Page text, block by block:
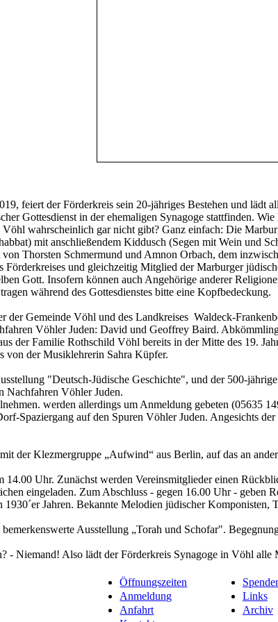
feiert der Förderkreis sein 20-jähriges Bestehen und
Gottesdienst in der ehemaligen Synagoge stattfinden.
wahrscheinlich gar nicht gibt? Ganz einfach: Die
mit anschließendem Kiddusch (Segen mit Wein und
Thorsten Schmermund und Amnon Orbach, dem
Förderkreises und gleichzeitig Mitglied der Marburger
Gott. Insofern können auch Angehörige anderer
während des Gottesdienstes bitte eine Kopfbedeckung.
Gemeinde Vöhl und des Landkreises Waldeck-
Vöhler Juden: David und Geoffrey Baird.
der Familie Rothschild Vöhl bereits in der Mitte des 19.
von der Musiklehrerin Sahra Küpfer.
"Deutsch-Jüdische Geschichte", und der 500-
Nachfahren Vöhler Juden.
werden allerdings um Anmeldung gebeten (05635
Spaziergang auf den Spuren Vöhler Juden. Angesichts
der Klezmergruppe „Aufwind“ aus Berlin, auf das an
14.00 Uhr. Zunächst werden Vereinsmitglieder einen
eingeladen. Zum Abschluss - gegen 16.00 Uhr -
1930´er Jahren. Bekannte Melodien jüdischer
Ausstellung „Torah und Schofar".
- Niemand! Also lädt der Förderkreis Synagoge in Vöhl
Öffnungszeiten
Anmeldung
Anfahrt
Links
Archiv